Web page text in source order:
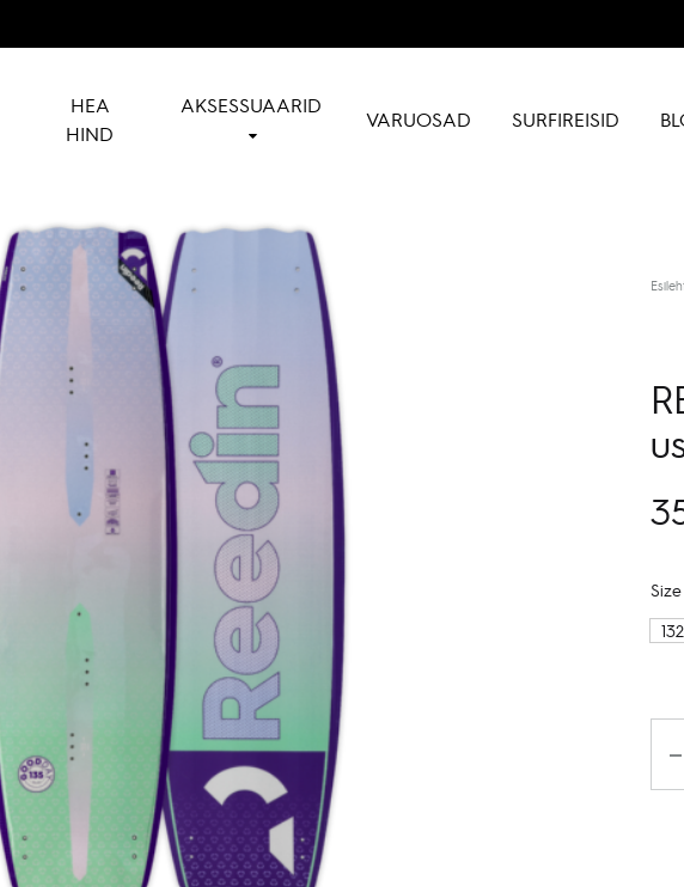
HEA
HIND
AKSESSUAARID
VARUOSAD SURFIREISID
Size